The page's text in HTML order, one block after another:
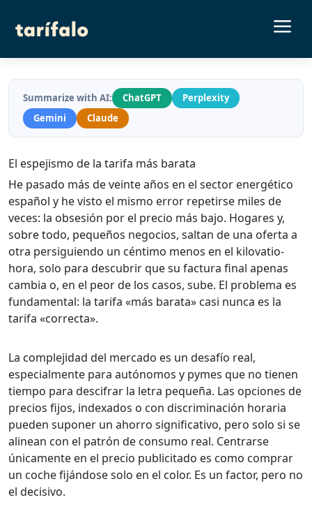
a
Summarize with AI: ChatGPT
Perplexity
Gemini
Claude
El espejismo de la tarifa más barata
He pasado más de veinte años en el sector energético
español y he visto el mismo error repetirse miles de
veces: la obsesión por el precio más bajo. Hogares y,
sobre todo, pequeños negocios, saltan de una oferta a
otra persiguiendo un céntimo menos en el kilovatio-
hora, solo para descubrir que su factura final apenas
cambia o, en el peor de los casos, sube. El problema es
fundamental: la tarifa «más barata» casi nunca es la
tarifa «correcta».
La complejidad del mercado es un desafío real,
especialmente para autónomos y pymes que no tienen
tiempo para descifrar la letra pequeña. Las opciones de
precios fijos, indexados o con discriminación horaria
pueden suponer un ahorro significativo, pero solo si se
alinean con el patrón de consumo real. Centrarse
únicamente en el precio publicitado es como comprar
un coche fijándose solo en el color. Es un factor, pero no
el decisivo.